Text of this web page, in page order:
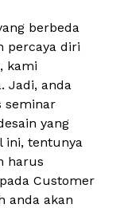
berbeda
percaya diri
kami
Jadi, anda
seminar
yang
ini, tentunya
harus
Customer
anda akan